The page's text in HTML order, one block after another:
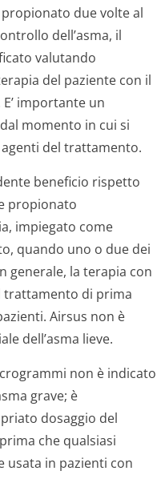
due volte al
dell’asma, il
valutando
del paziente con il
importante un
momento in cui si
del trattamento.
beneficio rispetto
propionato
impiegato come
quando uno o due dei
generale, la terapia con
di prima
Airsus non è
dell’asma lieve.
non è indicato
grave; è
dosaggio del
che qualsiasi
usata in pazienti con